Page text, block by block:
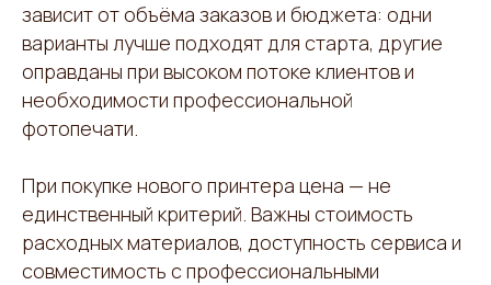
зависит от объёма заказов и бюджета: одни
варианты лучше подходят для старта, другие
оправданы при высоком потоке клиентов и
необходимости профессиональной
фотопечати.
При покупке нового принтера цена — не
единственный критерий. Важны стоимость
расходных материалов, доступность сервиса и
совместимость с профессиональными